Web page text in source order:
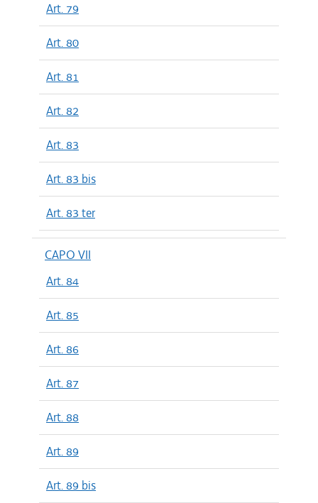
Art. 79
Art. 80
Art. 81
Art. 82
Art. 83
Art. 83 bis
Art. 83 ter
CAPO VII
Art. 84
Art. 85
Art. 86
Art. 87
Art. 88
Art. 89
Art. 89 bis